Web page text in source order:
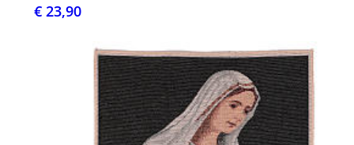
€ 23,90